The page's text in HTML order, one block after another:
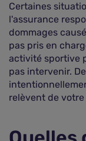
Certaines
l'assurance
dommages
pas pris en
activité sportive
pas intervenir.
relèvent de